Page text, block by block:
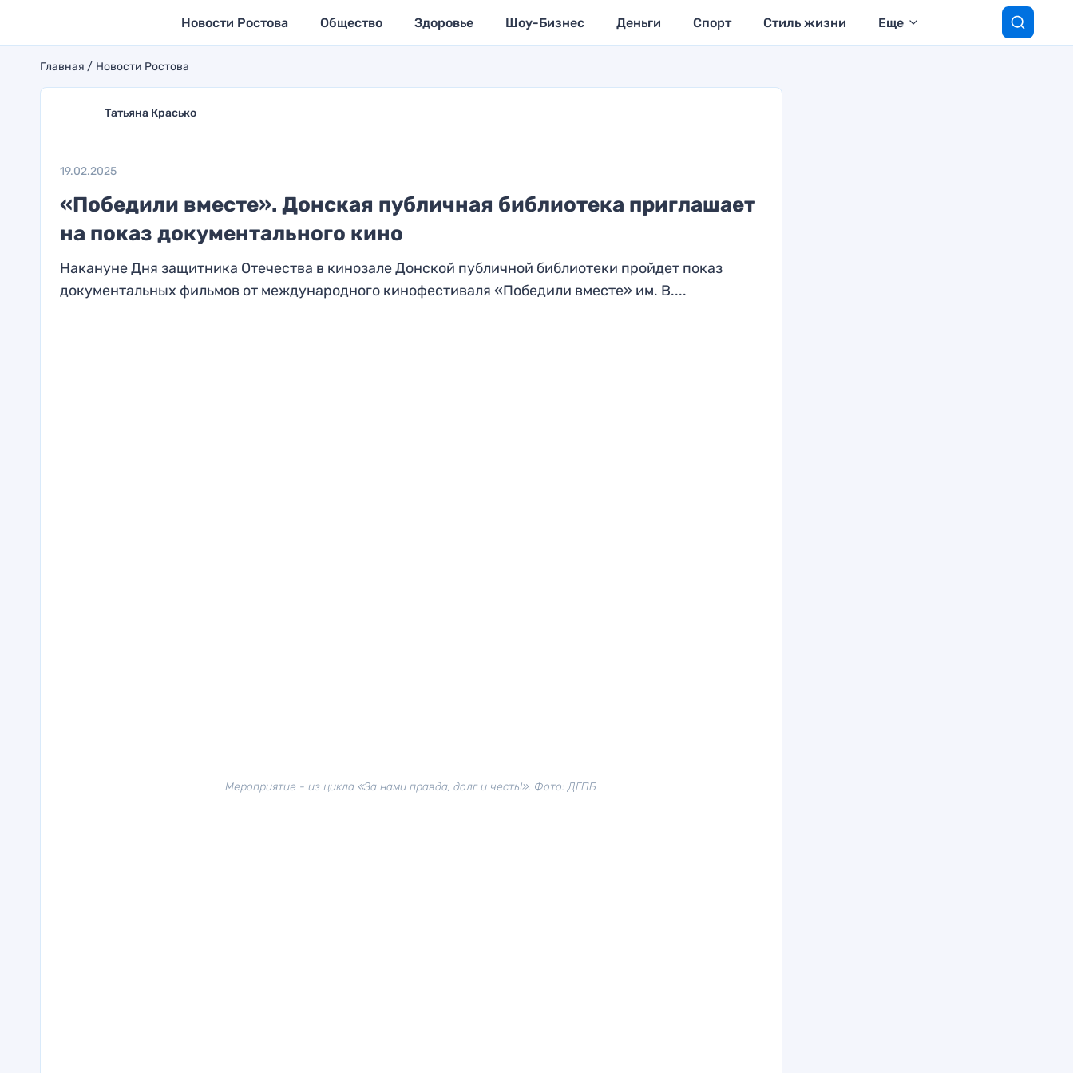
Новости Ростова Общество Здоровье Шоу-Бизнес Деньги Спорт Стиль жизни Еще
Главная Новости Ростова
Татьяна Красько
19.02.2025
«Победили вместе». Донская публичная библиотека приглашает
на показ документального кино
Накануне Дня защитника Отечества в кинозале Донской публичной библиотеки пройдет показ
документальных фильмов от международного кинофестиваля «Победили вместе» им. В....
Мероприятие - из цикла «За нами правда, долг и честь!». Фото: ДГПБ